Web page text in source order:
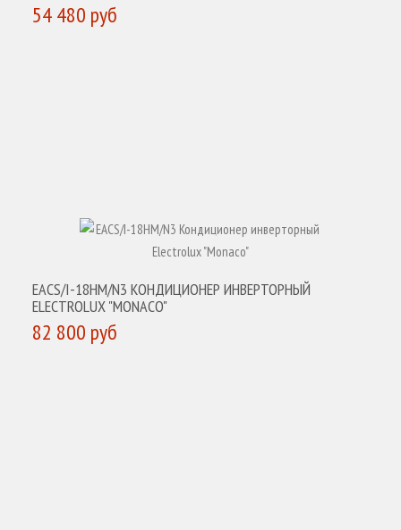
54 480 руб
EACS/I-18HM/N3 КОНДИЦИОНЕР ИНВЕРТОРНЫЙ
ELECTROLUX "MONACO"
82 800 руб